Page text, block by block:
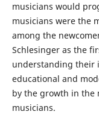
musicians would
musicians were the
among the
Schlesinger as the
understanding their
educational and
by the growth in the
musicians.